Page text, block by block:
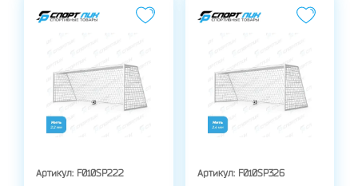
Артикул: F010SP222 Артикул: F010SP326